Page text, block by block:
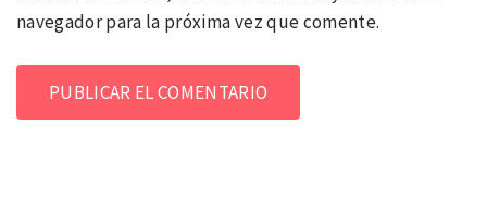
navegador para la próxima vez que comente.